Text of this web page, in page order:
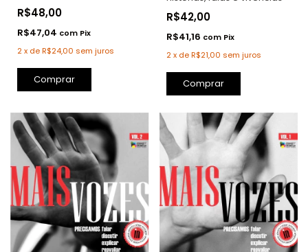
morte é uma simples
coadjuvante
R$48,00
R$47,04 com Pix
2x deR$24,00 sem juros
Comprar
R$42,00
R$41,16 com Pix
2 x deR$21,00 sem juros
Comprar